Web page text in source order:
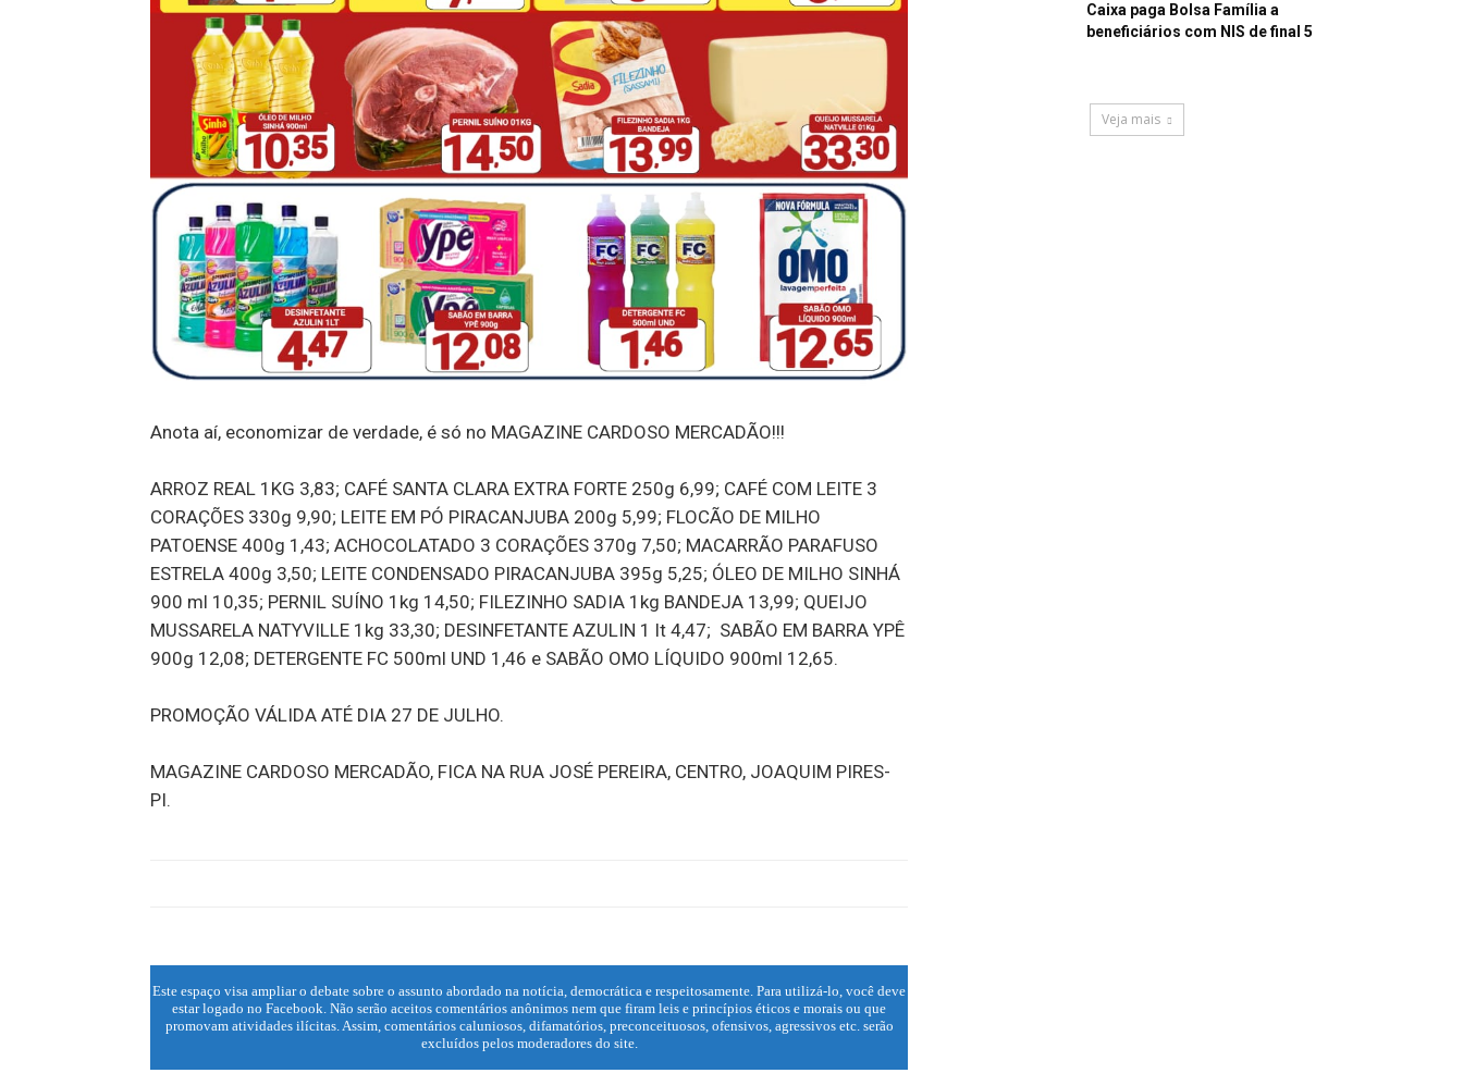
Anota aí, economizar de verdade, é só no MAGAZINE CARDOSO MERCADÃO!!!
ARROZ REAL 1KG 3,83; CAFÉ SANTA CLARA EXTRA FORTE 250g 6,99; CAFÉ COM LEITE 3
CORAÇÕES 330g 9,90; LEITE EM PÓ PIRACANJUBA 200g 5,99; FLOCÃO DE MILHO
PATOENSE 400g 1,43; ACHOCOLATADO 3 CORAÇÕES 370g 7,50; MACARRÃO PARAFUSO
ESTRELA 400g 3,50; LEITE CONDENSADO PIRACANJUBA 395g 5,25; ÓLEO DE MILHO SINHÁ
900 ml 10,35; PERNIL SUÍNO 1kg 14,50; FILEZINHO SADIA 1kg BANDEJA 13,99; QUEIJO
MUSSARELA NATYVILLE 1kg 33,30; DESINFETANTE AZULIN 1 lt 4,47; SABÃO EM BARRA YPÊ
900g 12,08; DETERGENTE FC 500ml UND 1,46 e SABÃO OMO LÍQUIDO 900ml 12,65.
PROMOÇÃO VÁLIDA ATÉ DIA 27 DE JULHO.
MAGAZINE CARDOSO MERCADÃO, FICA NA RUA JOSÉ PEREIRA, CENTRO, JOAQUIM PIRES-
PI.
Este espaço visa ampliar o debate sobre o assunto abordado na notícia, democrática e respeitosamente. Para utilizá-lo, você deve
estar logado no Facebook. Não serão aceitos comentários anônimos nem que firam leis e princípios éticos e morais ou que
promovam atividades ilícitas. Assim, comentários caluniosos, difamatórios, preconceituosos, ofensivos, agressivos etc. serão
excluídos pelos moderadores do site.
Caixa paga Bolsa Família a
beneficiários com NIS de final 5
Veja mais